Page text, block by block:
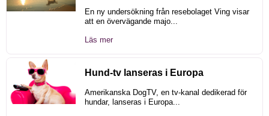
En ny undersökning från resebolaget Ving visar
att en övervägande majo...
Läs mer
Hund-tv lanseras i Europa
Amerikanska DogTV, en tv-kanal dedikerad för
hundar, lanseras i Europa...